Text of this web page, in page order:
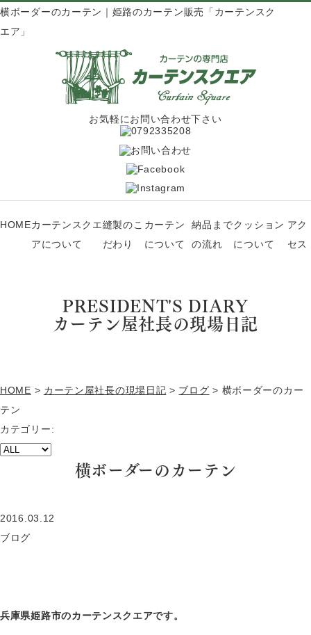
横ボーダーのカーテン｜姫路のカーテン販売「カーテンスク
エア」
お気軽にお問い合わせ下さい
HOMEカーテンスクエ
アについて
縫製のこ
だわり
カーテン
について
納品まで
の流れ
クッション
について
アク
セス
PRESIDENT'S DIARY
カーテン屋社長の現場日記
HOME > カーテン屋社長の現場日記 > ブログ > 横ボーダーのカー
テン
カテゴリー:
横ボーダーのカーテン
2016.03.12
ブログ
兵庫県姫路市のカーテンスクエアです。